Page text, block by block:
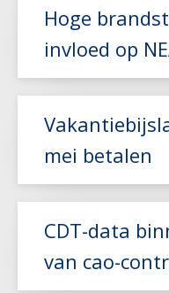
Hoge
invloed op
mei betalen
Lees meer
CDT-data
van cao-